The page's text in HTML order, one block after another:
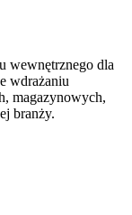
wewnętrznego dla
wdrażaniu
magazynowych,
branży.